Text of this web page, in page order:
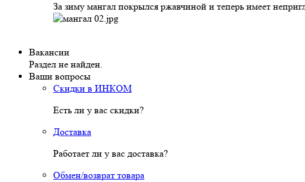
За зиму мангал покрылся ржавчиной и теперь имеет
Вакансии
Раздел не найден.
Ваши вопросы
Скидки в ИНКОМ
Есть ли у вас скидки?
Доставка
Работает ли у вас доставка?
Обмен/возврат товара